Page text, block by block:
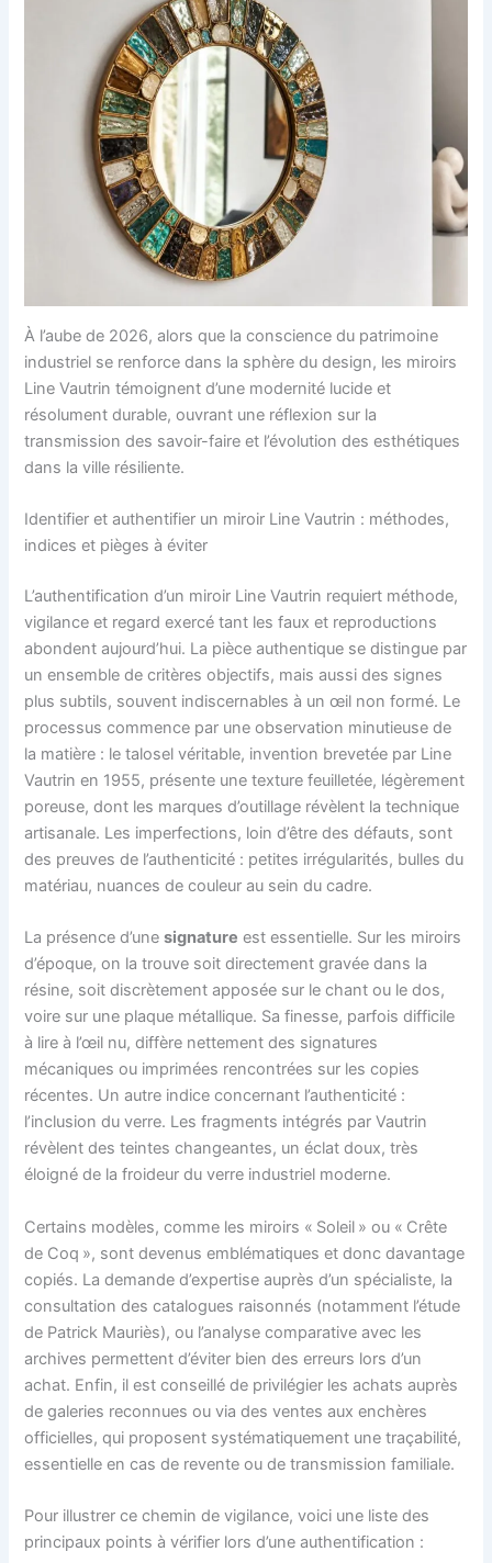
À l’aube de 2026, alors que la conscience du patrimoine
industriel se renforce dans la sphère du design, les miroirs
Line Vautrin témoignent d’une modernité lucide et
résolument durable, ouvrant une réflexion sur la
transmission des savoir-faire et l’évolution des esthétiques
dans la ville résiliente.
Identifier et authentifier un miroir Line Vautrin : méthodes,
indices et pièges à éviter
L’authentification d’un miroir Line Vautrin requiert méthode,
vigilance et regard exercé tant les faux et reproductions
abondent aujourd’hui. La pièce authentique se distingue par
un ensemble de critères objectifs, mais aussi des signes
plus subtils, souvent indiscernables à un œil non formé. Le
processus commence par une observation minutieuse de
la matière : le talosel véritable, invention brevetée par Line
Vautrin en 1955, présente une texture feuilletée, légèrement
poreuse, dont les marques d’outillage révèlent la technique
artisanale. Les imperfections, loin d’être des défauts, sont
des preuves de l’authenticité : petites irrégularités, bulles du
matériau, nuances de couleur au sein du cadre.
La présence d’unesignature est essentielle. Sur les miroirs
d’époque, on la trouve soit directement gravée dans la
résine, soit discrètement apposée sur le chant ou le dos,
voire sur une plaque métallique. Sa finesse, parfois difficile
à lire à l’œil nu, diffère nettement des signatures
mécaniques ou imprimées rencontrées sur les copies
récentes. Un autre indice concernant l’authenticité :
l’inclusion du verre. Les fragments intégrés par Vautrin
révèlent des teintes changeantes, un éclat doux, très
éloigné de la froideur du verre industriel moderne.
Certains modèles, comme les miroirs « Soleil » ou « Crête
de Coq », sont devenus emblématiques et donc davantage
copiés. La demande d’expertise auprès d’un spécialiste, la
consultation des catalogues raisonnés (notamment l’étude
de Patrick Mauriès), ou l’analyse comparative avec les
archives permettent d’éviter bien des erreurs lors d’un
achat. Enfin, il est conseillé de privilégier les achats auprès
de galeries reconnues ou via des ventes aux enchères
officielles, qui proposent systématiquement une traçabilité,
essentielle en cas de revente ou de transmission familiale.
Pour illustrer ce chemin de vigilance, voici une liste des
principaux points à vérifier lors d’une authentification :